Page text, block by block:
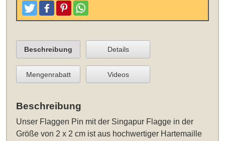
TweetenPostenPinterestTeilen
Beschreibung Details
Mengenrabatt Videos
Beschreibung
Unser Flaggen Pin mit der Singapur Flagge in der
Größe von 2 x 2 cm ist aus hochwertiger Hartemaille